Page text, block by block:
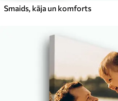
Smaids, kāja un komforts